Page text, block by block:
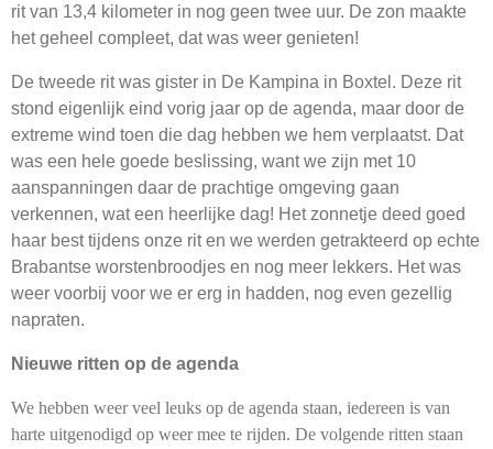
rit van 13,4 kilometer in nog geen twee uur. De zon maakte
het geheel compleet, dat was weer genieten!
De tweede rit was gister in De Kampina in Boxtel. Deze rit
stond eigenlijk eind vorig jaar op de agenda, maar door de
extreme wind toen die dag hebben we hem verplaatst. Dat
was een hele goede beslissing, want we zijn met 10
aanspanningen daar de prachtige omgeving gaan
verkennen, wat een heerlijke dag! Het zonnetje deed goed
haar best tijdens onze rit en we werden getrakteerd op echte
Brabantse worstenbroodjes en nog meer lekkers. Het was
weer voorbij voor we er erg in hadden, nog even gezellig
napraten.
Nieuwe ritten op de agenda
We hebben weer veel leuks op de agenda staan, iedereen is van
harte uitgenodigd op weer mee te rijden. De volgende ritten staan